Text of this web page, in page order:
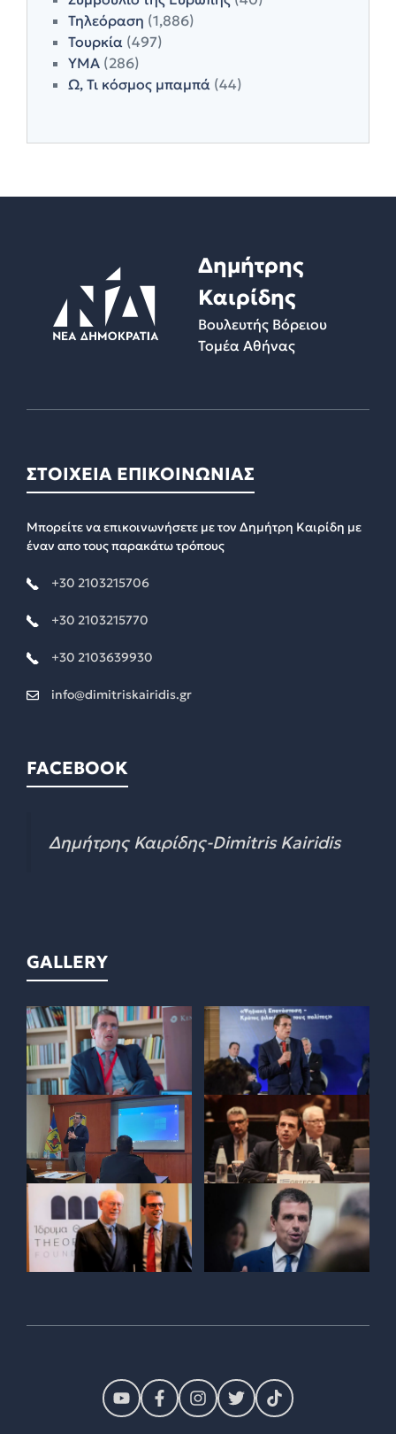
Τηλεόραση (1,886)
Τουρκία (497)
ΥΜΑ (286)
Ω, Τι κόσμος μπαμπά (44)
Δημήτρης
Καιρίδης
Βουλευτής Βόρειου
Τομέα Αθήνας
ΣΤΟΙΧΕΙΑ ΕΠΙΚΟΙΝΩΝΙΑΣ
Μπορείτε να επικοινωνήσετε με τον Δημήτρη Καιρίδη με
έναν απο τους παρακάτω τρόπους
+30 2103215706
+30 2103215770
+30 2103639930
info@dimitriskairidis.gr
FACEBOOK
Δημήτρης Καιρίδης-Dimitris Kairidis
GALLERY